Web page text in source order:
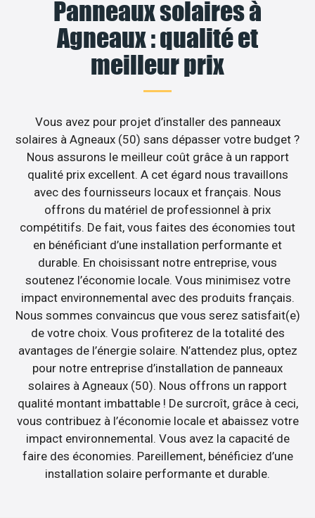
Panneaux solaires à
Agneaux : qualité et
meilleur prix
Vous avez pour projet d’installer des panneaux
solaires à Agneaux (50) sans dépasser votre budget ?
Nous assurons le meilleur coût grâce à un rapport
qualité prix excellent. A cet égard nous travaillons
avec des fournisseurs locaux et français. Nous
offrons du matériel de professionnel à prix
compétitifs. De fait, vous faites des économies tout
en bénéficiant d’une installation performante et
durable. En choisissant notre entreprise, vous
soutenez l’économie locale. Vous minimisez votre
impact environnemental avec des produits français.
Nous sommes convaincus que vous serez satisfait(e)
de votre choix. Vous profiterez de la totalité des
avantages de l’énergie solaire. N’attendez plus, optez
pour notre entreprise d’installation de panneaux
solaires à Agneaux (50). Nous offrons un rapport
qualité montant imbattable ! De surcroît, grâce à ceci,
vous contribuez à l’économie locale et abaissez votre
impact environnemental. Vous avez la capacité de
faire des économies. Pareillement, bénéficiez d’une
installation solaire performante et durable.